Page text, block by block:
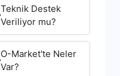
Teknik Destek
Veriliyor mu?
O-Market'te Neler
Var?